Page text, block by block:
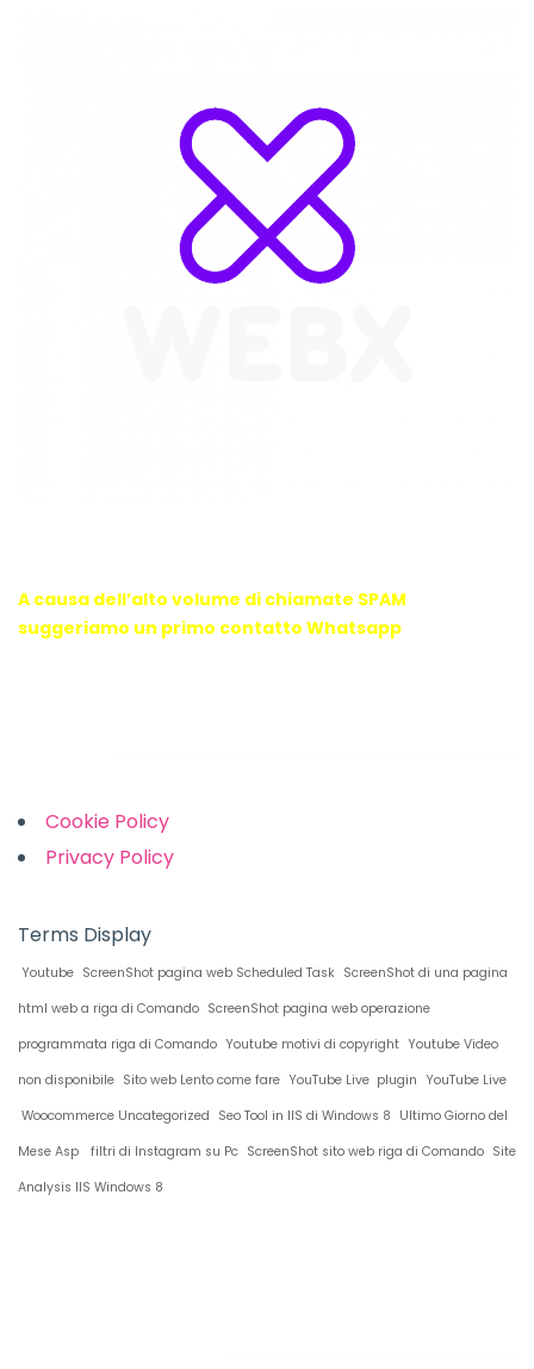
A causa dell’alto volume di chiamate SPAM
suggeriamo un primo contatto Whatsapp
Cookie Policy
Privacy Policy
Terms Display
Youtube ScreenShot pagina web Scheduled Task ScreenShot di una pagina
html web a riga di Comando ScreenShot pagina web operazione
programmata riga di Comando Youtube motivi di copyright Youtube Video
non disponibile Sito web Lento come fare YouTube Live plugin YouTube Live
Woocommerce Uncategorized Seo Tool in IIS di Windows 8 Ultimo Giorno del
Mese Asp
filtri di Instagram su Pc ScreenShot sito web riga di Comando Site
Analysis IIS Windows 8